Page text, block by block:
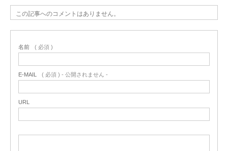
この記事へのコメントはありません。
名前 ( 必須 )
E-MAIL ( 必須 ) - 公開されません -
URL